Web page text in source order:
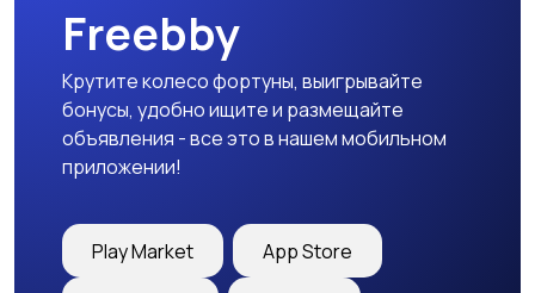
Freebby
Крутите колесо фортуны, выигрывайте
бонусы, удобно ищите и размещайте
объявления - все это в нашем мобильном
приложении!
Play Market App Store